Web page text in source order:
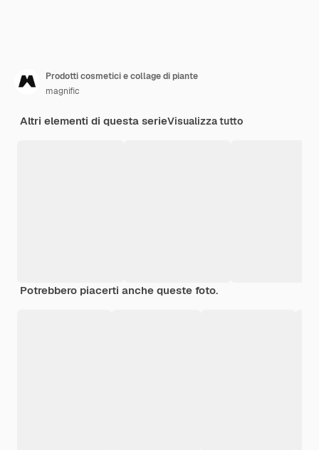
Prodotti cosmetici e collage di piante
magnific
Altri elementi di questa serieVisualizza tutto
Potrebbero piacerti anche queste foto.